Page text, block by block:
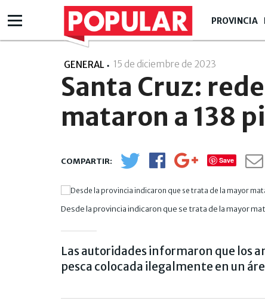
PROVINCIA
GENERAL 15 de diciembre de 2023
Santa Cruz:
mataron a 138
Save
Desde la provincia indicaron que se trata de la mayor
Las autoridades informaron que los
pesca colocada ilegalmente en un